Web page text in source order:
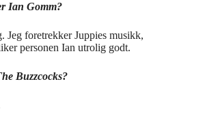
Ian Gomm?
Jeg foretrekker Juppies musikk,
personen Ian utrolig godt.
Buzzcocks?